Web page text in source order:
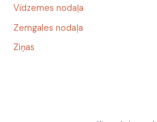
Vidzemes nodaļa
Zemgales nodaļa
Ziņas